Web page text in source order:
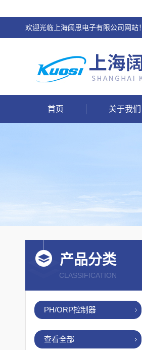
欢迎光临上海阔思电子有限公司网站！
首页 关于我们
产品分类
CLASSIFICATION
PH/ORP控制器
查看全部